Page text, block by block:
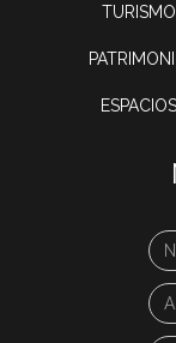
TURISMO
ESPACIOS